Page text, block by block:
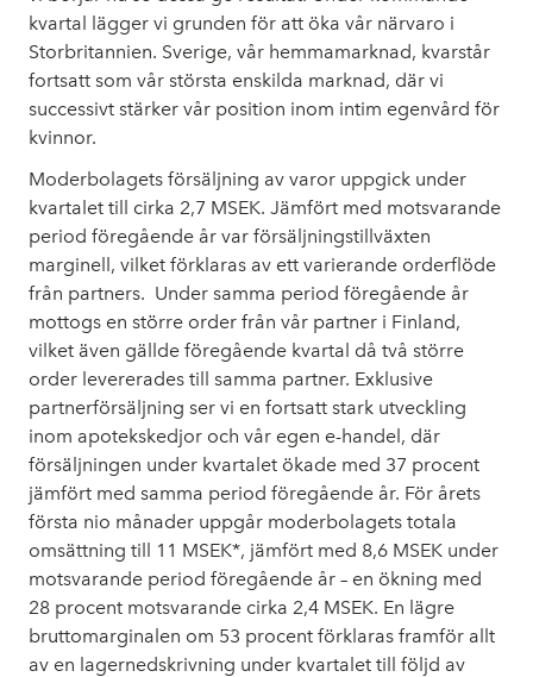
kvartal lägger vi grunden för att öka vår närvaro i
Storbritannien. Sverige, vår hemmamarknad, kvarstår
fortsatt som vår största enskilda marknad, där vi
successivt stärker vår position inom intim egenvård för
kvinnor.
Moderbolagets försäljning av varor uppgick under
kvartalet till cirka 2,7 MSEK. Jämfört med motsvarande
period föregående år var försäljningstillväxten
marginell, vilket förklaras av ett varierande orderflöde
från partners. Under samma period föregående år
mottogs en större order från vår partner i Finland,
vilket även gällde föregående kvartal då två större
order levererades till samma partner. Exklusive
partnerförsäljning ser vi en fortsatt stark utveckling
inom apotekskedjor och vår egen e-handel, där
försäljningen under kvartalet ökade med 37 procent
jämfört med samma period föregående år. För årets
första nio månader uppgår moderbolagets totala
omsättning till 11 MSEK*, jämfört med 8,6 MSEK under
motsvarande period föregående år – en ökning med
28 procent motsvarande cirka 2,4 MSEK. En lägre
bruttomarginalen om 53 procent förklaras framför allt
av en lagernedskrivning under kvartalet till följd av